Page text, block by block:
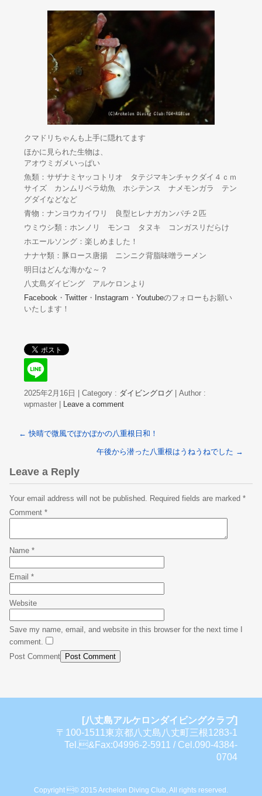
クマドリちゃんも上手に隠れてます
ほかに見られた生物は、
アオウミガメいっぱい
魚類：サザナミヤッコトリオ タテジマキンチャクダイ４ｃｍ
サイズ カンムリベラ幼魚 ホシテンス ナメモンガラ テン
グダイなどなど
青物：ナンヨウカイワリ 良型ヒレナガカンパチ２匹
ウミウシ類：ホンノリ モンコ タヌキ コンガスリだらけ
ホエールソング：楽しめました！
ナナヤ類：豚ロース唐揚 ニンニク背脂味噌ラーメン
明日はどんな海かな～？
八丈島ダイビング アルケロンより
Facebook ・ Twitter ・ Instagram ・ Youtubeのフォローもお願い
いたします！
2025年2月16日 Category : ダイビングログ
Author :
wpmaster
Leave a comment
← 快晴で微風でぽかぽかの八重根日和！
午後から潜った八重根はうねうねでした →
Leave a Reply
Your email address will not be published. Required fields are marked *
Comment *
Name *
Email *
Website
Save my name, email, and website in this browser for the next time I
comment.
Post Comment
[八丈島アルケロンダイビングクラブ]
〒100-1511東京都八丈島八丈町三根1283-1
Tel.&Fax:04996-2-5911 / Cel.090-4384-
0704
Copyright © 2015 Archelon Diving Club, All rights reserved.